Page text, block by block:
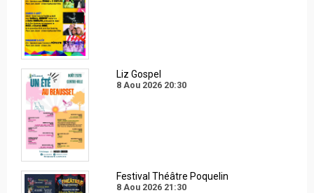
Liz Gospel
8 Aou 2026 20:30
Festival Théâtre Poquelin
8 Aou 2026 21:30